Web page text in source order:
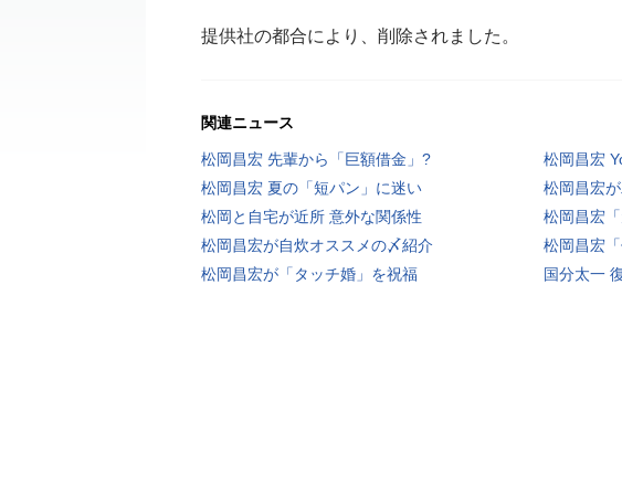
提供社の都合により、削除されました。
関連ニュース
松岡昌宏 先輩から「巨額借金」?
松岡昌宏
松岡昌宏 夏の「短パン」に迷い
松岡昌宏
松岡と自宅が近所 意外な関係性
松岡昌宏
松岡昌宏が自炊オススメの〆紹介
松岡昌宏
松岡昌宏が「タッチ婚」を祝福
国分太一